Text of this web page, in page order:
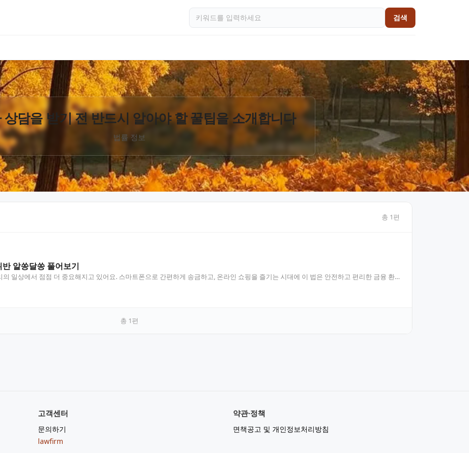
검색
상담을 받기 전 반드시 알아야 할 꿀팁을 소개합니다
법률 정보
총 1편
알쏭달쏭 풀어보기
일상에서 점점 더 중요해지고 있어요. 스마트폰으로 간편하게 송금하고, 온라인 쇼핑을 즐기는 시대에 이 법은 안전하고 편리한 금융 환
합…
총 1편
고객센터
문의하기
lawfirm
약관·정책
면책공고 및 개인정보처리방침